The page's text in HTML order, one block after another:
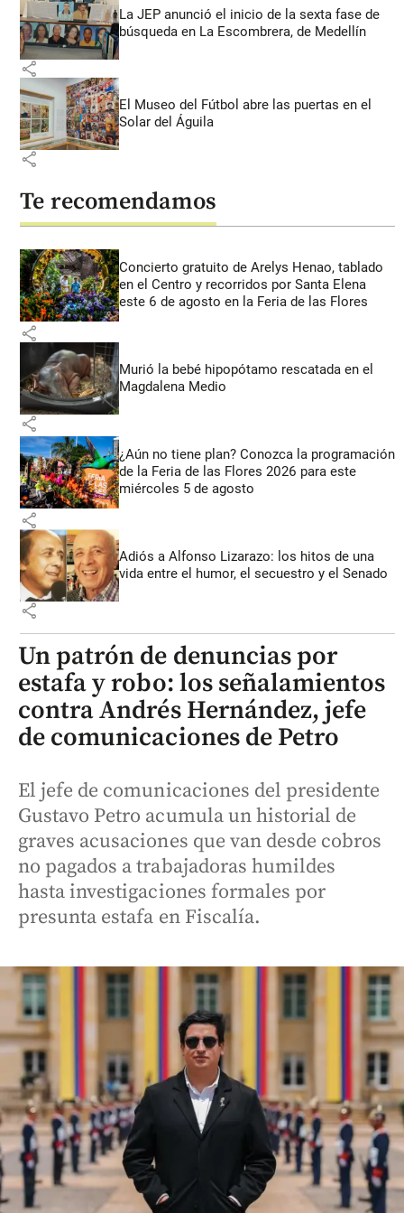
La JEP anunció el inicio de la sexta fase de
búsqueda en La Escombrera, de Medellín
share
El Museo del Fútbol abre las puertas en el
Solar del Águila
share
Te recomendamos
Concierto gratuito de Arelys Henao, tablado
en el Centro y recorridos por Santa Elena
este 6 de agosto en la Feria de las Flores
share
Murió la bebé hipopótamo rescatada en el
Magdalena Medio
share
¿Aún no tiene plan? Conozca la programación
de la Feria de las Flores 2026 para este
miércoles 5 de agosto
share
Adiós a Alfonso Lizarazo: los hitos de una
vida entre el humor, el secuestro y el Senado
share
Un patrón de denuncias por
estafa y robo: los señalamientos
contra Andrés Hernández, jefe
de comunicaciones de Petro
El jefe de comunicaciones del presidente
Gustavo Petro acumula un historial de
graves acusaciones que van desde cobros
no pagados a trabajadoras humildes
hasta investigaciones formales por
presunta estafa en Fiscalía.